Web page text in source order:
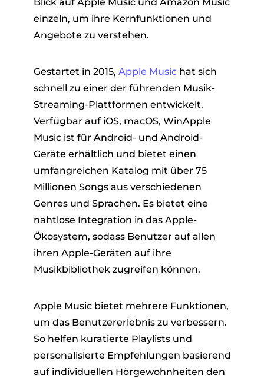
einzeln, um ihre Kernfunktionen und
Angebote zu verstehen.
Gestartet in 2015, Apple Musichat sich
schnell zu einer der führenden Musik-
Streaming-Plattformen entwickelt.
Verfügbar auf iOS, macOS, WinApple
Music ist für Android- und Android-
Geräte erhältlich und bietet einen
umfangreichen Katalog mit über 75
Millionen Songs aus verschiedenen
Genres und Sprachen. Es bietet eine
nahtlose Integration in das Apple-
Ökosystem, sodass Benutzer auf allen
ihren Apple-Geräten auf ihre
Musikbibliothek zugreifen können.
Apple Music bietet mehrere Funktionen,
um das Benutzererlebnis zu verbessern.
So helfen kuratierte Playlists und
personalisierte Empfehlungen basierend
auf individuellen Hörgewohnheiten den